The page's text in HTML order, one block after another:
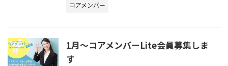
コアメンバー
1月〜コアメンバーLite会員募集しま
す